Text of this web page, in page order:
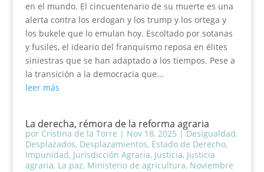
en el mundo. El cincuentenario de su muerte es una
alerta contra los erdogan y los trump y los ortega y
los bukele que lo emulan hoy. Escoltado por sotanas
y fusiles, el ideario del franquismo reposa en élites
siniestras que se han adaptado a los tiempos. Pese a
la transición a la democracia que...
leer más
La derecha, rémora de la reforma agraria
por Cristina de la Torre | Nov 18, 2025 |Desigualdad,
Desplazados, Desplazamientos, Estado de Derecho,
Impunidad, Jurisdicción Agraria, Justicia, Justicia
agraria, La paz, Ministerio de agricultura, Noviembre